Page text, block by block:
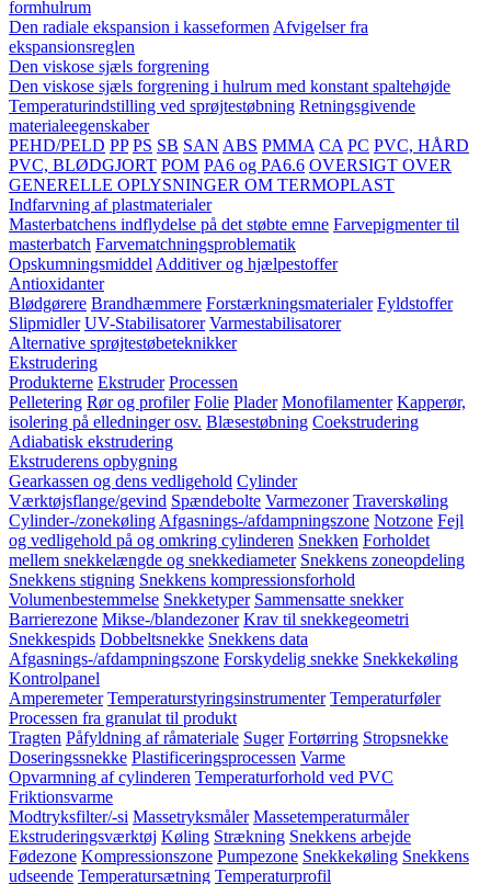
formhulrum
Den radiale ekspansion i kasseformen Afvigelser fra
ekspansionsreglen
Den viskose sjæls forgrening
Den viskose sjæls forgrening i hulrum med konstant spaltehøjde
Temperaturindstilling ved sprøjtestøbning Retningsgivende
materialeegenskaber
PEHD/PELD PP PS SB SAN ABS PMMA CA PC PVC, HÅRD
PVC, BLØDGJORT POM PA6 og PA6.6 OVERSIGT OVER
GENERELLE OPLYSNINGER OM TERMOPLAST
Indfarvning af plastmaterialer
Masterbatchens indflydelse på det støbte emne Farvepigmenter til
masterbatch Farvematchningsproblematik
Opskumningsmiddel Additiver og hjælpestoffer
Antioxidanter
Blødgørere Brandhæmmere Forstærkningsmaterialer Fyldstoffer
Slipmidler UV-Stabilisatorer Varmestabilisatorer
Alternative sprøjtestøbeteknikker
Ekstrudering
Produkterne Ekstruder Processen
Pelletering Rør og profiler Folie Plader Monofilamenter Kapperør,
isolering på elledninger osv. Blæsestøbning Coekstrudering
Adiabatisk ekstrudering
Ekstruderens opbygning
Gearkassen og dens vedligehold Cylinder
Værktøjsflange/gevind Spændebolte Varmezoner Traverskøling
Cylinder-/zonekøling Afgasnings-/afdampningszone Notzone Fejl
og vedligehold på og omkring cylinderen Snekken Forholdet
mellem snekkelængde og snekkediameter Snekkens zoneopdeling
Snekkens stigning Snekkens kompressionsforhold
Volumenbestemmelse Snekketyper Sammensatte snekker
Barrierezone Mikse-/blandezoner Krav til snekkegeometri
Snekkespids Dobbeltsnekke Snekkens data
Afgasnings-/afdampningszone Forskydelig snekke Snekkekøling
Kontrolpanel
Amperemeter Temperaturstyringsinstrumenter Temperaturføler
Processen fra granulat til produkt
Tragten Påfyldning af råmateriale Suger Fortørring Stropsnekke
Doseringssnekke Plastificeringsprocessen Varme
Opvarmning af cylinderen Temperaturforhold ved PVC
Friktionsvarme
Modtryksfilter/-si Massetryksmåler Massetemperaturmåler
Ekstruderingsværktøj Køling Strækning Snekkens arbejde
Fødezone Kompressionszone Pumpezone Snekkekøling Snekkens
udseende Temperatursætning Temperaturprofil